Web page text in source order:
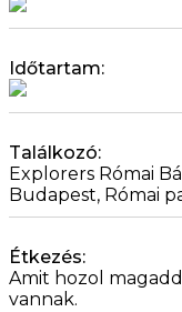
Időtartam:
Találkozó:
Explorers Római
Budapest, Római
Étkezés:
Amit hozol
vannak.